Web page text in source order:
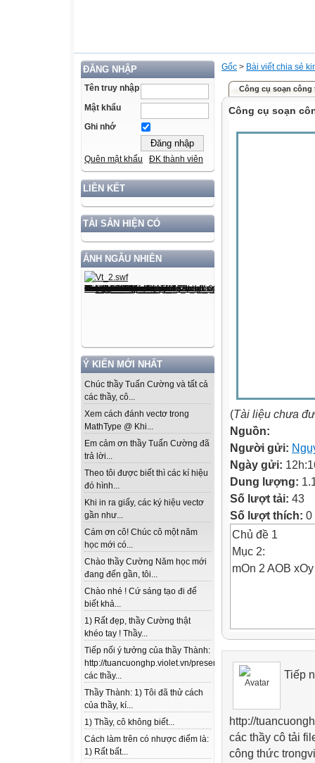
ĐĂNG NHẬP
Tên truy nhập
Mật khẩu
Ghi nhớ
Quên mật khẩu ĐK thành viên
LIÊN KẾT
TÀI SẢN HIỆN CÓ
ẢNH NGẪU NHIÊN
Ý KIẾN MỚI NHẤT
Chúc thầy Tuấn Cường và tất cả
các thầy, cô...
Xem cách đánh vectơ trong
MathType @ Khi...
Em cảm ơn thầy Tuấn Cường đã
trả lời...
Theo tôi được biết thì các kí hiệu
đó hình...
Khi in ra giấy, các ký hiệu vectơ
gần như...
Cám ơn cô! Chúc cô một năm
học mới có...
Chào thầy Cường Năm học mới
đang đến gần, tôi...
Chào nhé ! Cứ sáng tạo đi để
biết khả...
1) Rất đẹp, thầy Cường thật
khéo tay ! Thầy...
Tiếp nối ý tưởng của thầy Thành:
http://tuancuonghp.violet.vn/present/show/entry_id/
các thầy...
Thầy Thành: 1) Tôi đã thử cách
của thầy, kí...
1) Thầy, cô không biết...
Cách làm trên có nhược điểm là:
1) Rất bất...
Gốc > Bài viết chia sẻ
Công cụ soạn
Công cụ soạn
(Tài liệu chưa
Nguồn:
Người gửi:
Ngày gửi:
Dung lượng:
Số lượt tải: 43
Số lượt thích: 0
Chủ đề 1
Mục 2:
mOn 2 AOB xOy
Tiếp
http://
các thầy cô tải
công thức